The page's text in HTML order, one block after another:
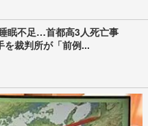
眠不足…首都高3人死亡事
を裁判所が「前例...